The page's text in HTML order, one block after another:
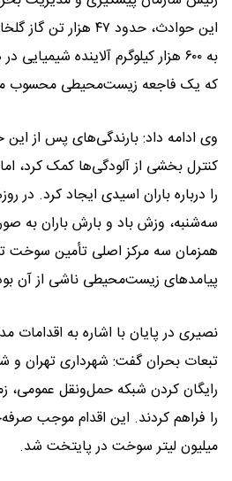
این حوادث، حدود ۴۷
به ۶۰۰ هزار کیلوگرم آلاینده
که یک فاجعه زیست‌محیطی محسوب
وی ادامه داد: بارندگی‌های پس از
کنترل بخشی از آلودگی‌ها کمک کرد،
را درباره باران اسیدی ایجاد کرد. در
سه‌شنبه، وزش باد و بارش باران به
همزمان سه مرکز اصلی تأمین سوخت
پیامدهای زیست‌محیطی ناشی از آن
نصیری در پایان با اشاره به
تبعات بحران گفت: شهرداری تهران و
رایگان کردن شبکه حمل‌ونقل
را فراهم کردند. این اقدام موجب
میلیون لیتر سوخت در پایتخت شد.